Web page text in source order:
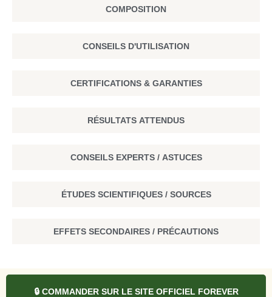
COMPOSITION
CONSEILS D'UTILISATION
CERTIFICATIONS & GARANTIES
RÉSULTATS ATTENDUS
CONSEILS EXPERTS / ASTUCES
ÉTUDES SCIENTIFIQUES / SOURCES
EFFETS SECONDAIRES / PRÉCAUTIONS
🔒 COMMANDER SUR LE SITE OFFICIEL FOREVER